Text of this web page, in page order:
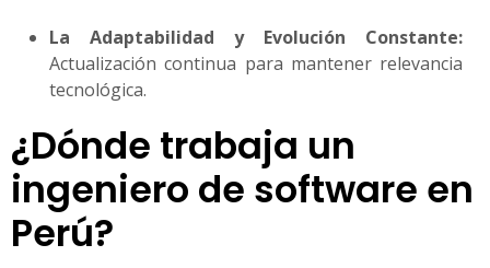
La Adaptabilidad y Evolución Constante:
Actualización continua para mantener relevancia
tecnológica.
¿Dónde trabaja un
ingeniero de software en
Perú?